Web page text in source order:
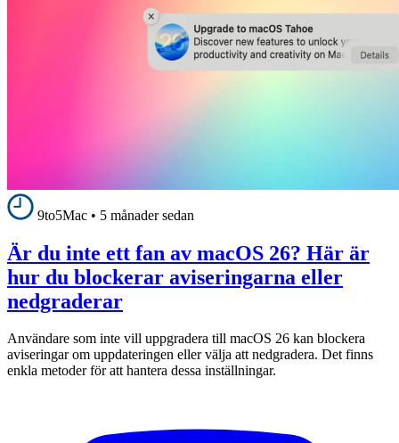
9to5Mac • 5 månader sedan
Är du inte ett fan av macOS 26? Här är
hur du blockerar aviseringarna eller
nedgraderar
Användare som inte vill uppgradera till macOS 26 kan blockera
aviseringar om uppdateringen eller välja att nedgradera. Det finns
enkla metoder för att hantera dessa inställningar.